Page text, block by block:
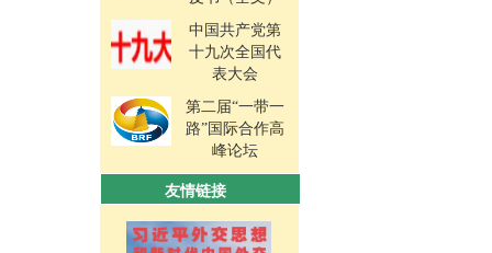
中国共产党第
十九次全国代
表大会
第二届“一带一
路”国际合作高
峰论坛
友情链接